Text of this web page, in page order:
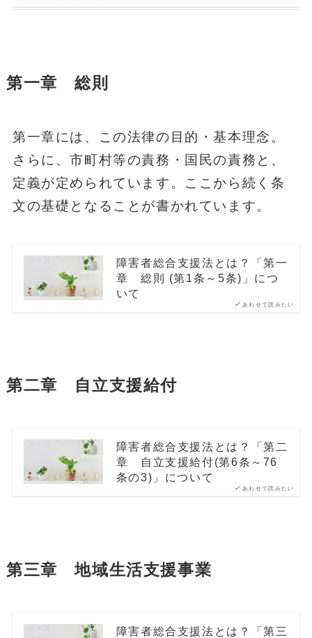
第一章 総則
第一章には、この法律の目的・基本理念。
さらに、市町村等の責務・国民の責務と、
定義が定められています。ここから続く条
文の基礎となることが書かれています。
あわせて読みたい
障害者総合支援法とは？「第一
章 総則 (第1条～5条)」につ
いて
第二章 自立支援給付
あわせて読みたい
障害者総合支援法とは？「第二
章 自立支援給付(第6条～76
条の3)」について
第三章 地域生活支援事業
障害者総合支援法とは？「第三